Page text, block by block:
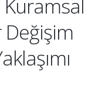
Kuramsal